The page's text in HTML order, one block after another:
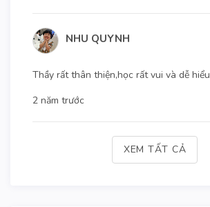
NHU QUYNH
Thầy rất thân thiện,học rất vui và dễ hiểu
2 năm trước
XEM TẤT CẢ